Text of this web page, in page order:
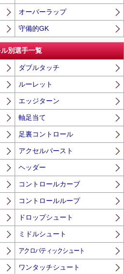
オーバーラップ
守備的GK
ル別選手一覧
ダブルタッチ
ルーレット
エッジターン
軸足当て
足裏コントロール
アクセルバースト
ヘッダー
コントロールカーブ
コントロールループ
ドロップシュート
ミドルシュート
アクロバティックシュート
ワンタッチシュート